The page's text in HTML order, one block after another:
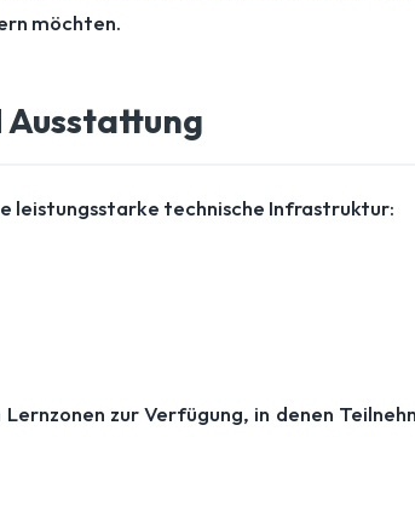
möchten.
leistungsstarke technische Infrastruktur:
zur Verfügung, in denen